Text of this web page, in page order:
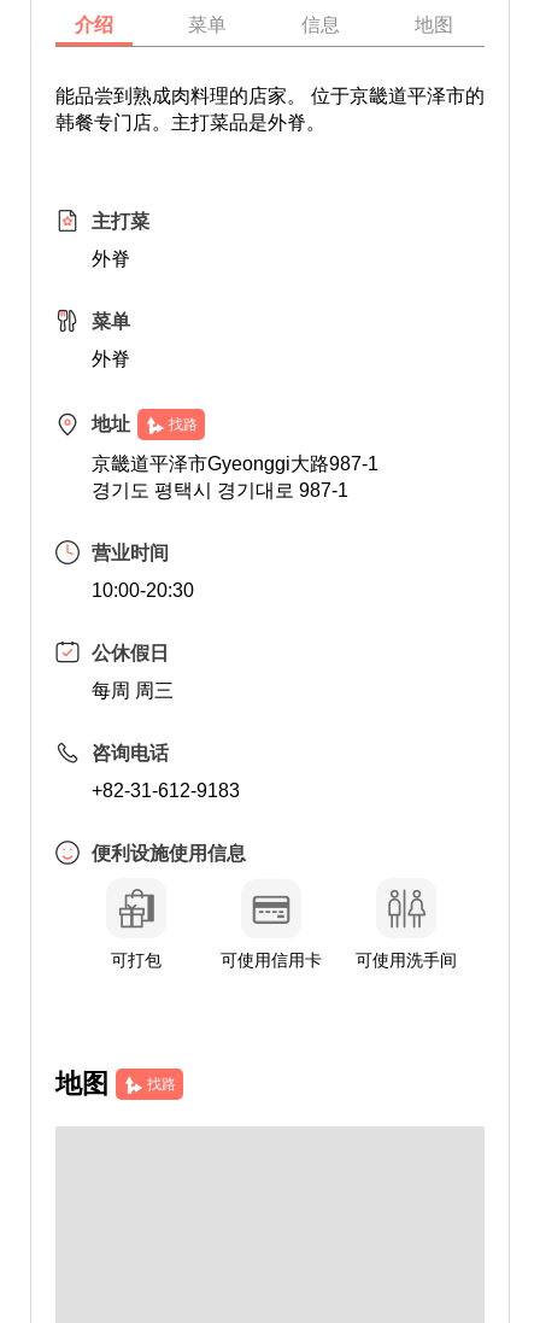
介绍 菜单 信息 地图
能品尝到熟成肉料理的店家。 位于京畿道平泽市的
韩餐专门店。主打菜品是外脊。
主打菜
外脊
菜单
外脊
地址 找路
京畿道平泽市Gyeonggi大路987-1
경기도 평택시 경기대로 987-1
营业时间
10:00-20:30
公休假日
每周 周三
咨询电话
+82-31-612-9183
便利设施使用信息
可打包 可使用信用卡 可使用洗手间
地图 找路